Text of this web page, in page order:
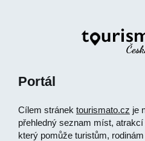
Portál
Cílem stránek tourismato.cz je
přehledný seznam míst, atrakcí
který pomůže turistům,